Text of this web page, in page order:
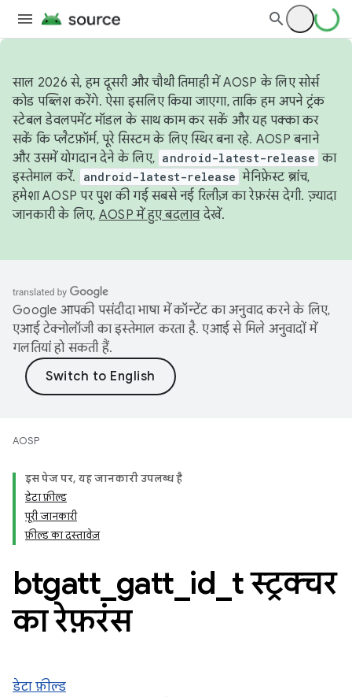
साल 2026 से, हम दूसरी और चौथी तिमाही में AOSP के लिए सोर्स
कोड पब्लिश करेंगे. ऐसा इसलिए किया जाएगा, ताकि हम अपने ट्रंक
स्टेबल डेवलपमेंट मॉडल के साथ काम कर सकें और यह पक्का कर
सकें कि प्लैटफ़ॉर्म, पूरे सिस्टम के लिए स्थिर बना रहे. AOSP बनाने
और उसमें योगदान देने के लिए, android-latest-release का
इस्तेमाल करें.
android-latest-release मेनिफ़ेस्ट ब्रांच,
हमेशा AOSP पर पुश की गई सबसे नई रिलीज़ का रेफ़रंस देगी. ज़्यादा
जानकारी के लिए, AOSP में हुए बदलावदेखें.
Google आपकी पसंदीदा भाषा में कॉन्टेंट का अनुवाद करने के लिए,
एआई टेक्नोलॉजी का इस्तेमाल करता है. एआई से मिले अनुवादों में
गलतियां हो सकती हैं.
AOSP
इस पेज पर, यह जानकारी उपलब्ध है
डेटा फ़ील्ड
पूरी जानकारी
फ़ील्ड का दस्तावेज़
btgatt gatt id t स्ट्रक्चर
का रेफ़रंस
डेटा फ़ील्ड